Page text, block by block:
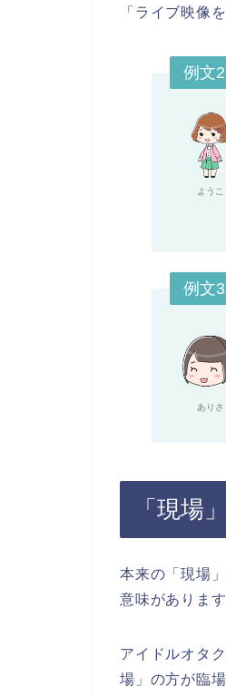
「ライブ映像
例文2
ようこ
例文3
ありさ
「現場
本来の「現場
意味があります
アイドルオタ
場」の方が臨